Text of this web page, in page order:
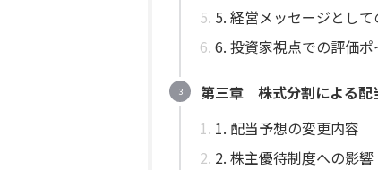
5. 経営メッセージとし
6. 投資家視点での評価ポ
第三章 株式分割による配
1. 配当予想の変更内容
2. 株主優待制度への影響